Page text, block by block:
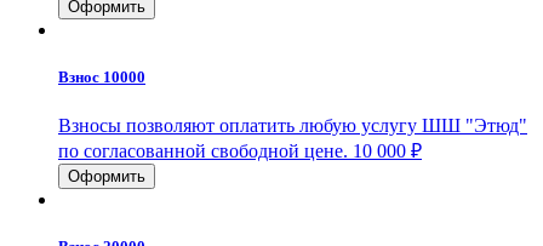
Взнос 10000
Взносы позволяют оплатить любую услугу ШШ "Этюд"
по согласованной свободной цене. 10 000 ₽